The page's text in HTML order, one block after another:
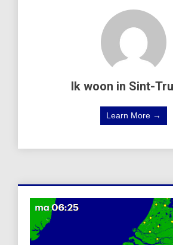
Ik woon in Sint-
Learn More →